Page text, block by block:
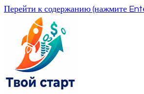
Перейти к содержанию (нажмите